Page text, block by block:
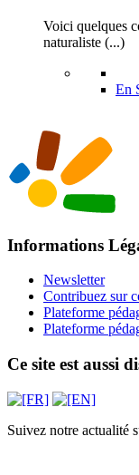
Voici quelques
naturaliste (...)
En
Informations
Newsletter
Contribuez sur
Plateforme
Plateforme
Ce site est aussi
Suivez notre actualité